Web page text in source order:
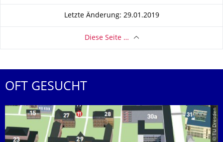
Letzte Änderung: 29.01.2019
Diese Seite …
OFT GESUCHT
© TU Dresden